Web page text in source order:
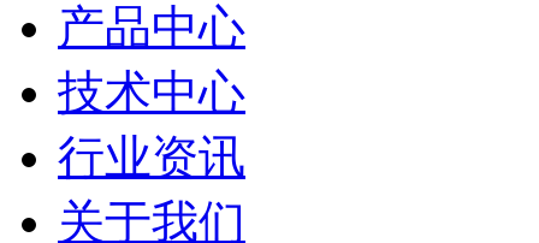
产品中心
技术中心
行业资讯
关于我们